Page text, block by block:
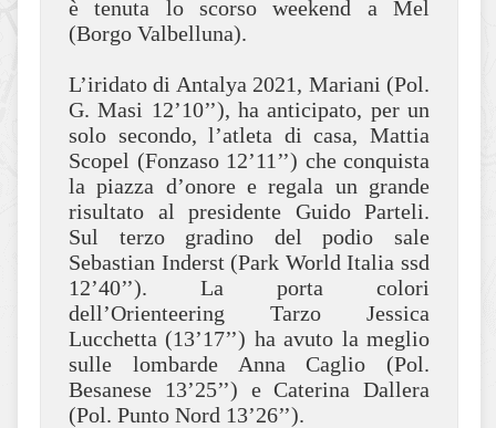
è tenuta lo scorso weekend a Mel
(Borgo Valbelluna).
L’iridato di Antalya 2021, Mariani (Pol.
G. Masi 12’10’’), ha anticipato, per un
solo secondo, l’atleta di casa, Mattia
Scopel (Fonzaso 12’11’’) che conquista
la piazza d’onore e regala un grande
risultato al presidente Guido Parteli.
Sul terzo gradino del podio sale
Sebastian Inderst (Park World Italia ssd
12’40’’). La porta colori
dell’Orienteering Tarzo Jessica
Lucchetta (13’17’’) ha avuto la meglio
sulle lombarde Anna Caglio (Pol.
Besanese 13’25’’) e Caterina Dallera
(Pol. Punto Nord 13’26’’).